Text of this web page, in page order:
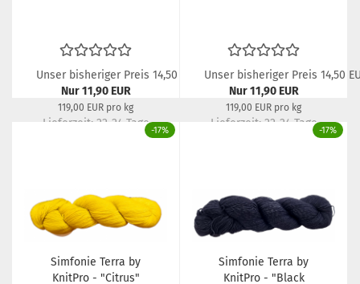
Unser bisheriger Preis 14,50 EUR
Nur 11,90 EUR
119,00 EUR pro kg
Lieferzeit: 22-24 Tage
Unser bisheriger Preis 14,50
Nur 11,90 EUR
119,00 EUR pro kg
Lieferzeit: 22-24 Tage
-17%
Simfonie Terra by
KnitPro - "Citrus"
-17%
Simfonie Terra by
KnitPro - "Black